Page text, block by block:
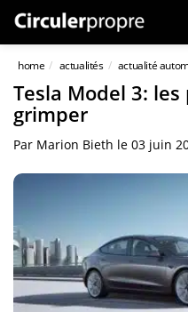
home actualités actualité
Tesla Model 3:
grimper
Par Marion Bieth le 03 juin